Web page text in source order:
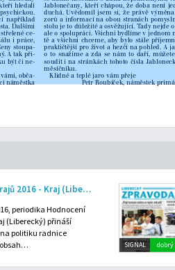
Hodnocení krajů 2016 - Kraj (Liberecký): březen 2016
periodika Hodnocení
(Liberecký) přináší
politiku radnice
SIGNAL dobrý